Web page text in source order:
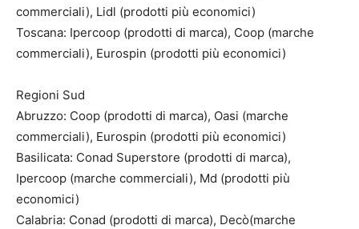
commerciali), Lidl (prodotti più economici)
Toscana: Ipercoop (prodotti di marca), Coop (marche
commerciali), Eurospin (prodotti più economici)
Regioni Sud
Abruzzo: Coop (prodotti di marca), Oasi (marche
commerciali), Eurospin (prodotti più economici)
Basilicata: Conad Superstore (prodotti di marca),
Ipercoop (marche commerciali), Md (prodotti più
economici)
Calabria: Conad (prodotti di marca), Decò(marche